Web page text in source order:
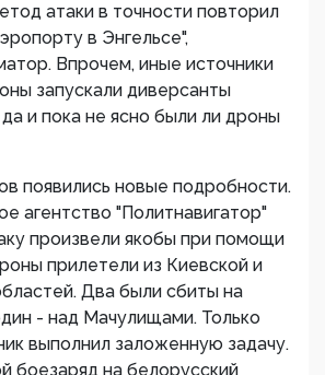
атаки в точности повторил
в Энгельсе",
Впрочем, иные источники
запускали диверсанты
и пока не ясно были ли дроны
появились новые подробности.
агентство "Политнавигатор"
произвели якобы при помощи
прилетели из Киевской и
Два были сбиты на
- над Мачулищами. Только
выполнил заложенную задачу.
боезаряд на белорусский